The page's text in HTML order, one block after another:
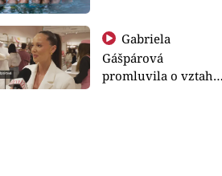
Gabriela
Gášpárová
promluvila o vztahu